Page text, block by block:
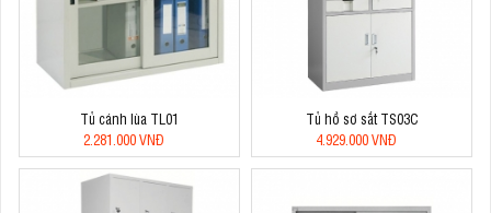
Tủ cánh lùa TL01
2.281.000 VNĐ
Tủ hồ sơ sắt TS03C
4.929.000 VNĐ